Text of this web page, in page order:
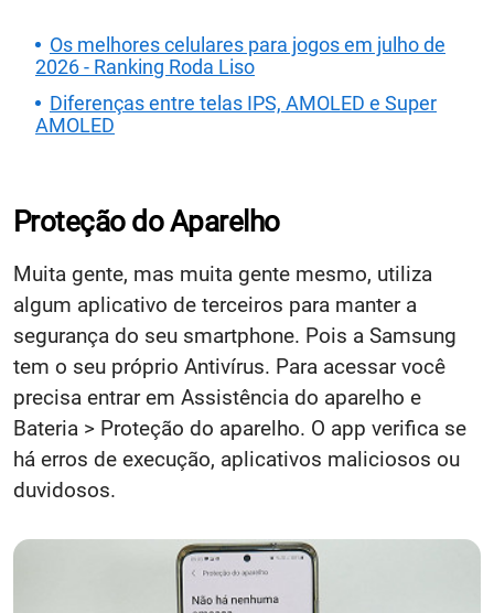
Os melhores celulares para jogos em julho de
2026 - Ranking Roda Liso
Diferenças entre telas IPS, AMOLED e Super
AMOLED
Proteção do Aparelho
Muita gente, mas muita gente mesmo, utiliza
algum aplicativo de terceiros para manter a
segurança do seu smartphone. Pois a Samsung
tem o seu próprio Antivírus. Para acessar você
precisa entrar em Assistência do aparelho e
Bateria > Proteção do aparelho. O app verifica se
há erros de execução, aplicativos maliciosos ou
duvidosos.